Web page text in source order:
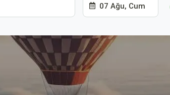
07 Ağu, Cum